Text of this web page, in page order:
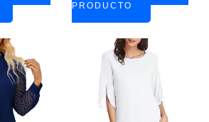
PRODUCTO